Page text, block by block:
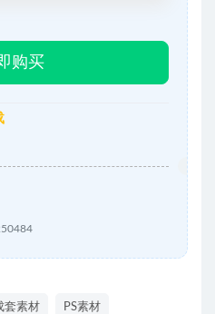
购买
套素材 PS素材